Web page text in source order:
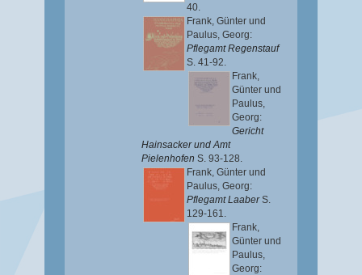
40.
Frank, Günter und
Paulus, Georg:
Pflegamt Regenstauf
S. 41-92.
Frank,
Günter und
Paulus,
Georg:
Gericht
Hainsacker und Amt
Pielenhofen S. 93-128.
Frank, Günter und
Paulus, Georg:
Pflegamt LaaberS.
129-161.
Frank,
Günter und
Paulus,
Georg: